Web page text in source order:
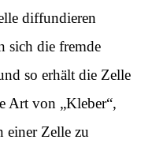
diffundieren
die fremde
so erhält die Zelle
Art von „Kleber“,
einer Zelle zu